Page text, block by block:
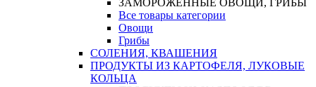
ЗАМОРОЖЕННЫЕ ОВОЩИ, ГРИБЫ
Все товары категории
Овощи
Грибы
СОЛЕНИЯ, КВАШЕНИЯ
ПРОДУКТЫ ИЗ КАРТОФЕЛЯ, ЛУКОВЫЕ
КОЛЬЦА